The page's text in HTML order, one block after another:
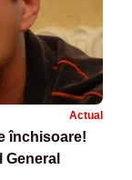
Actual
închisoare!